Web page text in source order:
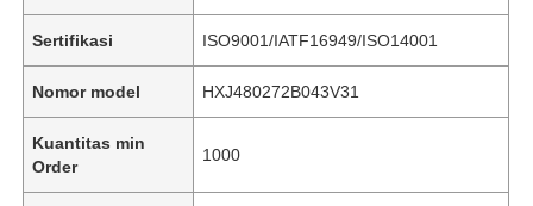
Sertifikasi ISO9001/IATF16949/ISO14001
Nomor model HXJ480272B043V31
Kuantitas min
Order
1000